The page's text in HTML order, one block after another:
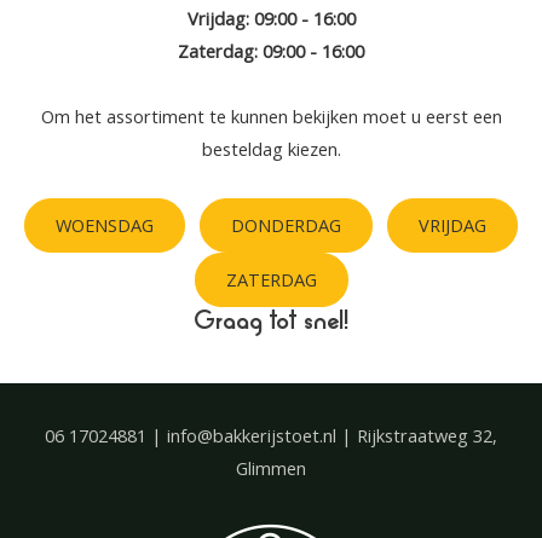
Vrijdag: 09:00 - 16:00
Zaterdag: 09:00 - 16:00
Om het assortiment te kunnen bekijken moet u eerst een
besteldag kiezen.
WOENSDAG DONDERDAG VRIJDAG
ZATERDAG
Graag tot snel!
06 17024881 | info@bakkerijstoet.nl | Rijkstraatweg 32,
Glimmen